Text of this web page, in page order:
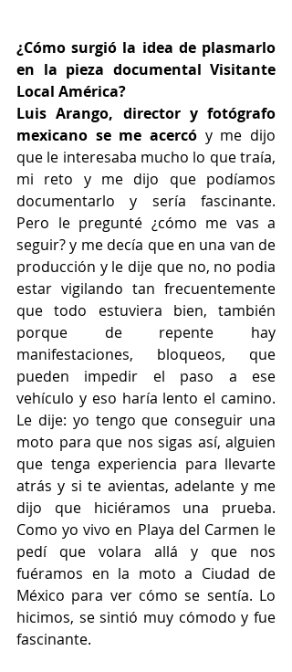
¿Cómo surgió la idea de plasmarlo
en la pieza documental Visitante
Local América?
Luis Arango, director y fotógrafo
mexicano se me acercó y me dijo
que le interesaba mucho lo que traía,
mi reto y me dijo que podíamos
documentarlo y sería fascinante.
Pero le pregunté ¿cómo me vas a
seguir? y me decía que en una van de
producción y le dije que no, no podia
estar vigilando tan frecuentemente
que todo estuviera bien, también
porque de repente hay
manifestaciones, bloqueos, que
pueden impedir el paso a ese
vehículo y eso haría lento el camino.
Le dije: yo tengo que conseguir una
moto para que nos sigas así, alguien
que tenga experiencia para llevarte
atrás y si te avientas, adelante y me
dijo que hiciéramos una prueba.
Como yo vivo en Playa del Carmen le
pedí que volara allá y que nos
fuéramos en la moto a Ciudad de
México para ver cómo se sentía. Lo
hicimos, se sintió muy cómodo y fue
fascinante.